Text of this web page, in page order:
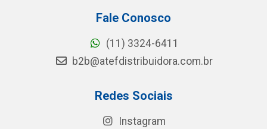
Fale Conosco
(11) 3324-6411
b2b@atefdistribuidora.com.br
Redes Sociais
Instagram